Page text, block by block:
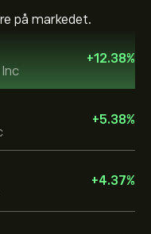
på markedet.
+12.38%
+5.38%
+4.37%